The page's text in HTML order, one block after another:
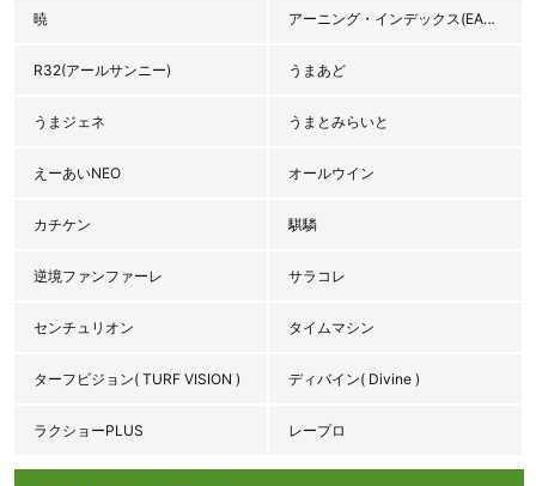
暁 アーニング・インデックス(EARNINGS INDEX♯3.92)
R32(アールサンニー) うまあど
うまジェネ うまとみらいと
えーあいNEO オールウイン
カチケン 騏驎
逆境ファンファーレ サラコレ
センチュリオン タイムマシン
ターフビジョン( TURF VISION ) ディバイン( Divine )
ラクショーPLUS レープロ